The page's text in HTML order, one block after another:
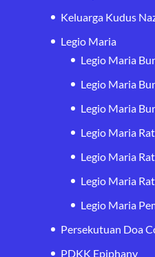
Keluarga Kudus
Legio Maria
Legio Maria
Legio Maria
Legio Maria
Legio Maria
Legio Maria
Legio Maria
Legio Maria
Persekutuan Doa
PDKK Epiphany